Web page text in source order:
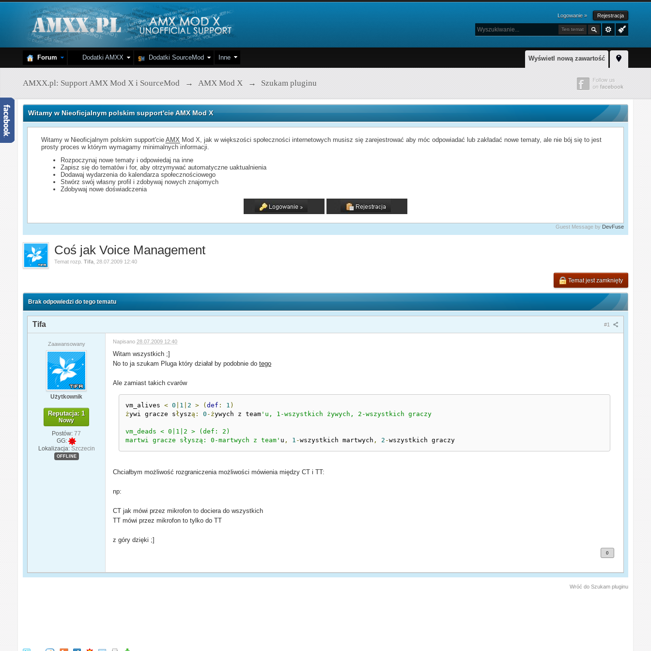
Logowanie » Rejestracja
Ten temat
Wyświetl nową zawartość
Forum Dodatki AMXX Dodatki SourceMod Inne
AMXX.pl: Support AMX Mod X i SourceMod → AMX Mod X → Szukam pluginu
Witamy w Nieoficjalnym polskim support'cie AMX Mod X
Witamy w Nieoficjalnym polskim support'cieAMX Mod X, jak w większości społeczności internetowych musisz się zarejestrować aby móc odpowiadać lub zakładać nowe tematy, ale nie bój się to jest
prosty proces w którym wymagamy minimalnych informacji.
Rozpoczynaj nowe tematy i odpowiedaj na inne
Zapisz się do tematów i for, aby otrzymywać automatyczne uaktualnienia
Dodawaj wydarzenia do kalendarza społecznościowego
Stwórz swój własny profil i zdobywaj nowych znajomych
Zdobywaj nowe doświadczenia
Guest Message by DevFuse
Coś jak Voice Management
Temat rozp.Tifa 28.07.2009 12:40
Temat jest zamknięty
Brak odpowiedzi do tego tematu
#1
Tifa
Zaawansowany
Użytkownik
Reputacja: 1
Nowy
Postów: 77
GG:
Lokalizacja: Szczecin
OFFLINE
Napisano 28.07.2009 12:40
Witam wszystkich ;]
No to ja szukam Pluga który działał by podobnie dotego
Ale zamiast takich cvarów
vm_alives < 0 1 2 > (def : 1 )
żywi gracze słyszą: 0 -żywych z team 'u, 1-wszystkich żywych, 2-wszystkich graczy
vm_deads < 0|1|2 > (def: 2)
martwi gracze słyszą: 0-martwych z team' u , 1 -wszystkich martwych , 2 -wszystkich graczy
Chciałbym możliwość rozgraniczenia możliwości mówienia między CT i TT:
np:
CT jak mówi przez mikrofon to dociera do wszystkich
TT mówi przez mikrofon to tylko do TT
z góry dzięki ;]
0
Wróć do Szukam pluginu